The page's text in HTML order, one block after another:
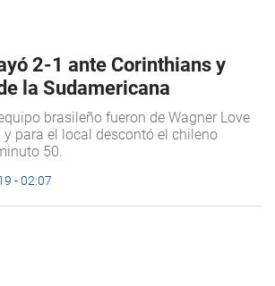
2-1 ante Corinthians y
la Sudamericana
brasileño fueron de Wagner Love
para el local descontó el chileno
50.
- 02:07